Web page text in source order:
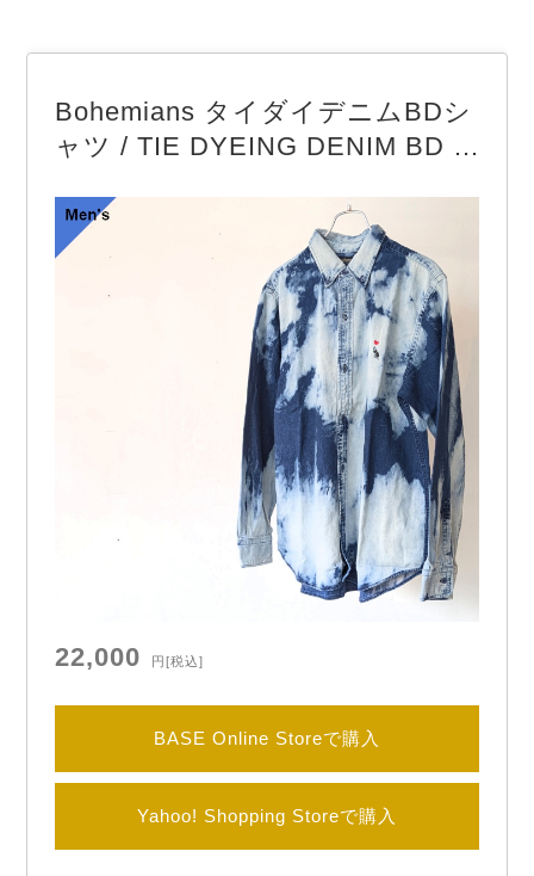
Bohemians タイダイデニムBDシ
ャツ / TIE DYEING DENIM BD S
22,000 円[税込]
BASE Online Storeで購入
Yahoo! Shopping Storeで購入